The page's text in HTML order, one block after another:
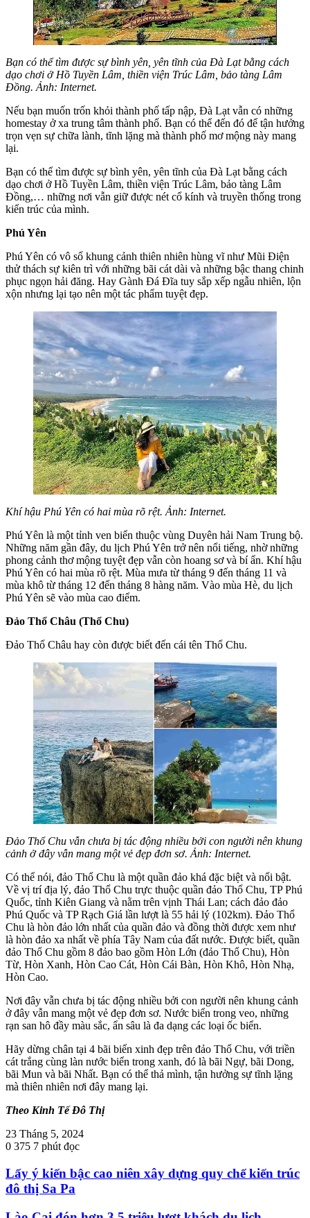
Bạn có thể tìm được sự bình yên, yên tĩnh của Đà Lạt bằng cách
dạo chơi ở Hồ Tuyền Lâm, thiền viện Trúc Lâm, bảo tàng Lâm
Đồng. Ảnh: Internet.
Nếu bạn muốn trốn khỏi thành phố tấp nập, Đà Lạt vẫn có những
homestay ở xa trung tâm thành phố. Bạn có thể đến đó để tận hưởng
trọn vẹn sự chữa lành, tĩnh lặng mà thành phố mơ mộng này mang
lại.
Bạn có thể tìm được sự bình yên, yên tĩnh của Đà Lạt bằng cách
dạo chơi ở Hồ Tuyền Lâm, thiền viện Trúc Lâm, bảo tàng Lâm
Đồng,… những nơi vẫn giữ được nét cổ kính và truyền thống trong
kiến trúc của mình.
Phú Yên
Phú Yên có vô số khung cảnh thiên nhiên hùng vĩ như Mũi Điện
thử thách sự kiên trì với những bãi cát dài và những bậc thang chinh
phục ngọn hải đăng. Hay Gành Đá Đĩa tuy sắp xếp ngẫu nhiên, lộn
xộn nhưng lại tạo nên một tác phẩm tuyệt đẹp.
Khí hậu Phú Yên có hai mùa rõ rệt. Ảnh: Internet.
Phú Yên là một tỉnh ven biển thuộc vùng Duyên hải Nam Trung bộ.
Những năm gần đây, du lịch Phú Yên trở nên nổi tiếng, nhờ những
phong cảnh thơ mộng tuyệt đẹp vẫn còn hoang sơ và bí ẩn. Khí hậu
Phú Yên có hai mùa rõ rệt. Mùa mưa từ tháng 9 đến tháng 11 và
mùa khô từ tháng 12 đến tháng 8 hàng năm. Vào mùa Hè, du lịch
Phú Yên sẽ vào mùa cao điểm.
Đảo Thổ Châu (Thổ Chu)
Đảo Thổ Châu hay còn được biết đến cái tên Thổ Chu.
Đảo Thổ Chu vẫn chưa bị tác động nhiều bởi con người nên khung
cảnh ở đây vẫn mang một vẻ đẹp đơn sơ. Ảnh: Internet.
Có thể nói, đảo Thổ Chu là một quần đảo khá đặc biệt và nổi bật.
Về vị trí địa lý, đảo Thổ Chu trực thuộc quần đảo Thổ Chu, TP Phú
Quốc, tỉnh Kiên Giang và nằm trên vịnh Thái Lan; cách đảo đảo
Phú Quốc và TP Rạch Giá lần lượt là 55 hải lý (102km). Đảo Thổ
Chu là hòn đảo lớn nhất của quần đảo và đồng thời được xem như
là hòn đảo xa nhất về phía Tây Nam của đất nước. Được biết, quần
đảo Thổ Chu gồm 8 đảo bao gồm Hòn Lớn (đảo Thổ Chu), Hòn
Từ, Hòn Xanh, Hòn Cao Cát, Hòn Cái Bàn, Hòn Khô, Hòn Nhạ,
Hòn Cao.
Nơi đây vẫn chưa bị tác động nhiều bởi con người nên khung cảnh
ở đây vẫn mang một vẻ đẹp đơn sơ. Nước biển trong veo, những
rạn san hô đầy màu sắc, ẩn sâu là đa dạng các loại ốc biển.
Hãy dừng chân tại 4 bãi biển xinh đẹp trên đảo Thổ Chu, với triền
cát trắng cùng làn nước biển trong xanh, đó là bãi Ngự, bãi Dong,
bãi Mun và bãi Nhất. Bạn có thể thả mình, tận hưởng sự tĩnh lặng
mà thiên nhiên nơi đây mang lại.
Theo Kinh Tế Đô Thị
23 Tháng 5, 2024
0 375 7 phút đọc
Lấy ý kiến bậc cao niên xây dựng quy chế kiến trúc
đô thị Sa Pa